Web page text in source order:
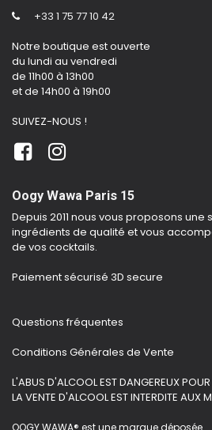
+33 1 75 77 10 42
Notre boutique est ouverte
du lundi au vendredi
de 11h00 à 13h00
et de 14h00 à 19h00
SUIVEZ-NOUS !
Oogy Wawa Paris 15
Depuis 2011 nous vous proposons
ingrédients de qualité et vous
de vos cocktails.
Paiement sécurisé 3D secure
Questions fréquentes
Conditions Générales de Vente
L'ABUS D'ALCOOL EST DANGEREUX POUR
LA VENTE D'ALCOOL EST INTERDITE AUX